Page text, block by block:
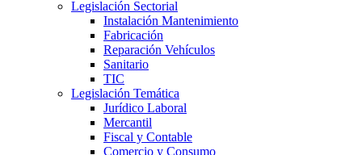
Legislación Sectorial
Instalación Mantenimiento
Fabricación
Reparación Vehículos
Sanitario
TIC
Legislación Temática
Jurídico Laboral
Mercantil
Fiscal y Contable
Comercio y Consumo